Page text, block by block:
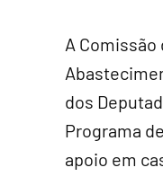
A
dos
Programa
apoio em